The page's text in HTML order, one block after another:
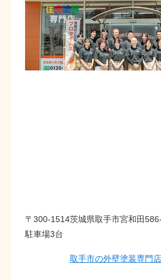
〒300-1514茨城県取手市宮和田
駐車場3台
取手市の外壁塗装専門